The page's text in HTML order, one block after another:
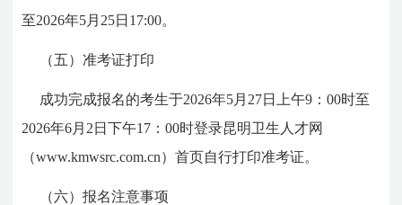
至2026年5月25日17:00。
（五）准考证打印
成功完成报名的考生于2026年5月27日上午9：00时至
2026年6月2日下午17：00时登录昆明卫生人才网
（www.kmwsrc.com.cn）首页自行打印准考证。
（六）报名注意事项